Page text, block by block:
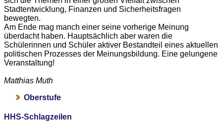
Stadtentwicklung, Finanzen und Sicherheitsfragen
bewegten.
Am Ende mag manch einer seine vorherige Meinung
überdacht haben. Hauptsächlich aber waren die
Schülerinnen und Schüler aktiver Bestandteil eines aktuellen
politischen Prozesses der Meinungsbildung. Eine gelungene
Veranstaltung!
Matthias Muth
Oberstufe
HHS-Schlagzeilen